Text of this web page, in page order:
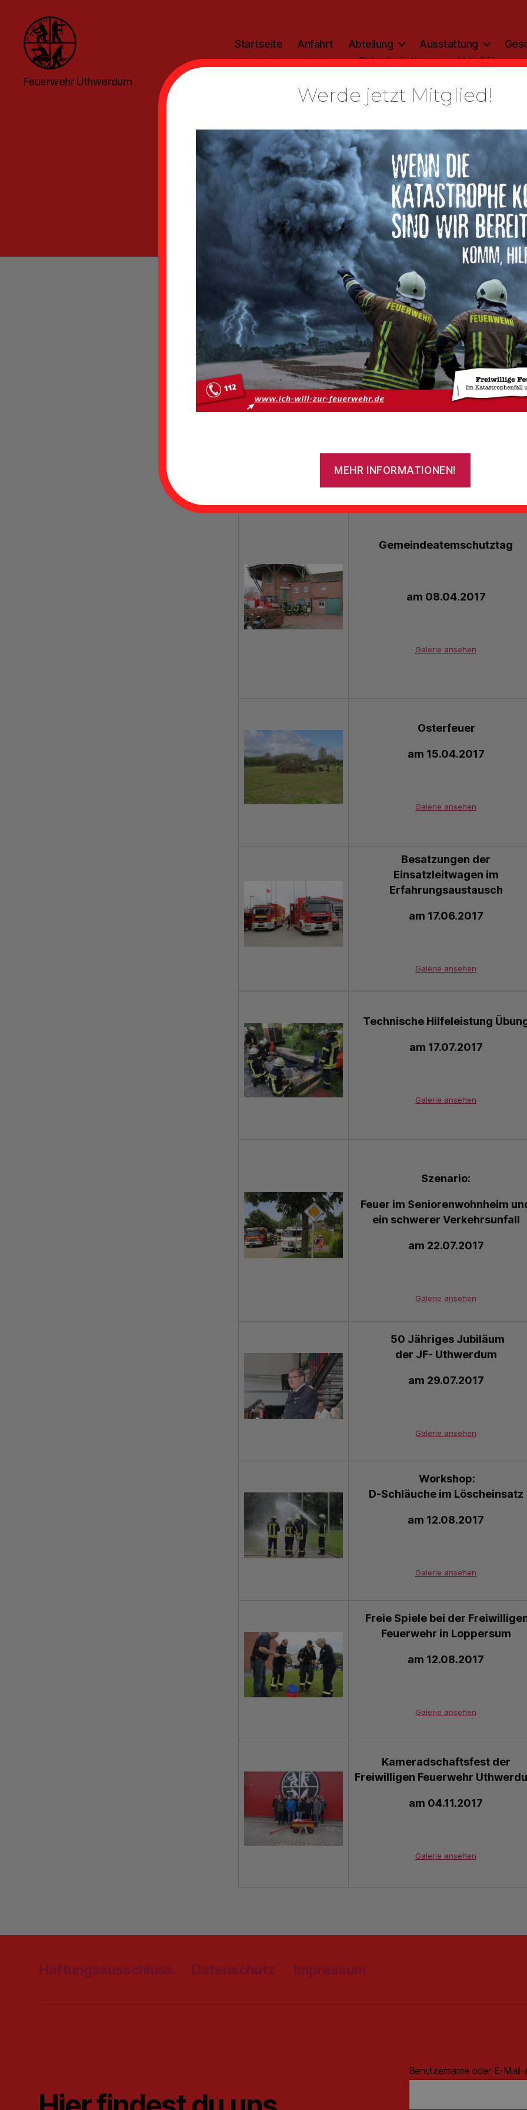
Feuerwehr
Uthwerdum
Feuerwehr Uthwerdum
Startseite Anfahrt Abteilung Ausstattung
Sicherheitstipp
Aktivitäten
ALLGEMEIN
Bilder 2017
Beitragsautor
Vonadmin Veröffentlichungsdatum
18. August 2017
Szenario:
Verkehrsunfall mit
eingeklemmter Person
am 03.04.2017
Galerie ansehen
Gemeindeatemschutztag
am 08.04.2017
Galerie ansehen
Osterfeuer
am 15.04.2017
Galerie ansehen
Besatzungen der
Einsatzleitwagen im
Erfahrungsaustausch
am 17.06.2017
Galerie ansehen
Technische Hilfeleistung
am 17.07.2017
Galerie ansehen
Szenario:
Feuer im Seniorenwohnheim
ein schwerer Verkehrsunfall
am 22.07.2017
Galerie ansehen
50 Jähriges Jubiläum
der JF- Uthwerdum
am 29.07.2017
Galerie ansehen
Workshop:
D-Schläuche im Löscheinsatz
am 12.08.2017
Galerie ansehen
Freie Spiele bei der
Feuerwehr in Loppersum
am 12.08.2017
Galerie ansehen
Kameradschaftsfest der
Freiwilligen Feuerwehr
am 04.11.2017
Galerie ansehen
Haftungsausschluss Datenschutz Impressum
Benutzername oder E-Mail-
Werde jetzt Mitglied!
MEHR INFORMATIONEN!